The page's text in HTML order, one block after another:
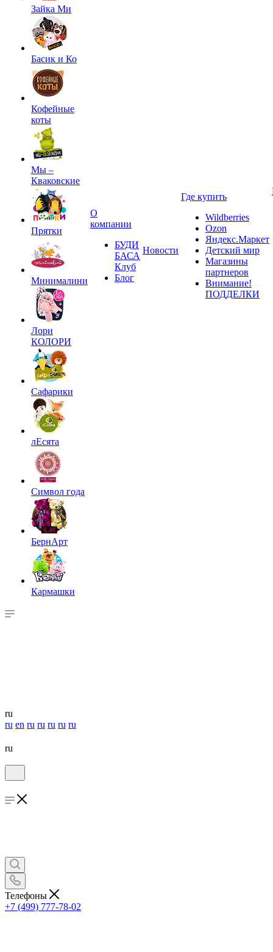
Зайка Ми
Басик и Ко
Кофейные
коты
Мы –
Кваковские
Прятки
Минималини
Лори
КОЛОРИ
Сафарики
лЕсята
Символ года
БернАрт
Кармашки
О
компании
БУДИ
БАСА
Клуб
Блог
Новости
Где купить
Wildberries
Ozon
Яндекс.Маркет
Детский мир
Магазины
партнеров
Внимание!
ПОДДЕЛКИ
ru
ru en ru ru ru ru ru
ru
Телефоны
+7 (499) 777-78-02